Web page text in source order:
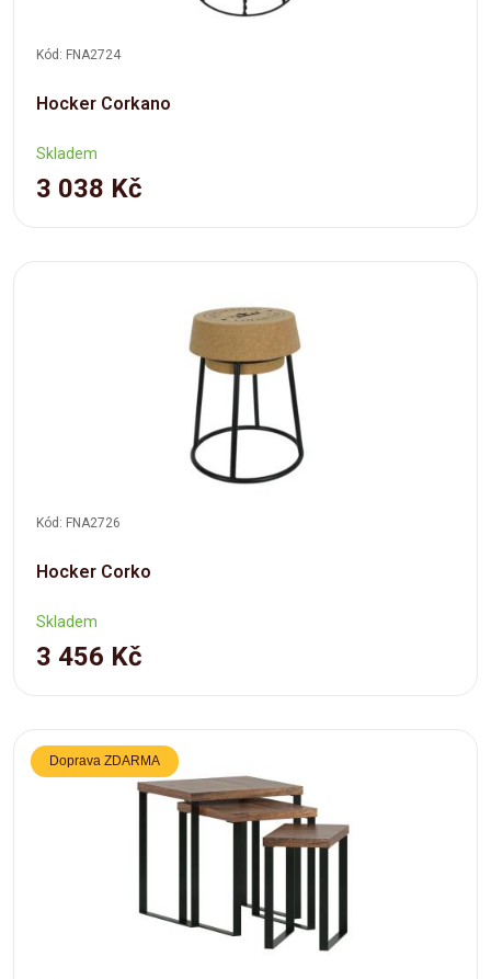
Kód: FNA2724
Hocker Corkano
Skladem
3 038 Kč
Kód: FNA2726
Hocker Corko
Skladem
3 456 Kč
Doprava ZDARMA